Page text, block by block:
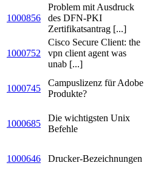
1000856
Problem mit Ausdruck
des DFN-PKI
Zertifikatsantrag [...]
1000752
Cisco Secure Client: the
vpn client agent was
unab [...]
1000745
Campuslizenz für Adobe
Produkte?
1000685
Die wichtigsten Unix
Befehle
1000646 Drucker-Bezeichnungen